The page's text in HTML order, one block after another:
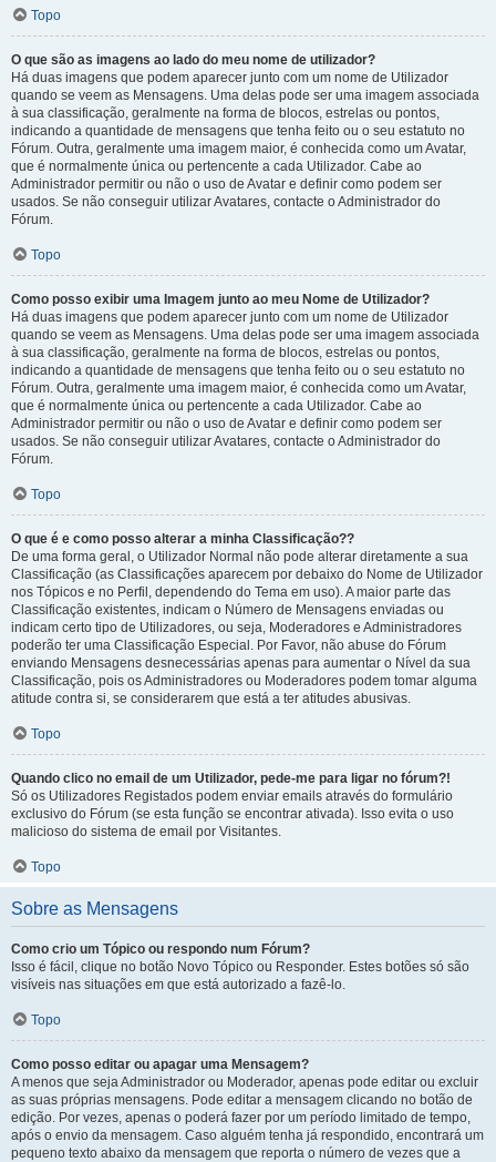
Topo
O que são as imagens ao lado do meu nome de utilizador?
Há duas imagens que podem aparecer junto com um nome de Utilizador
quando se veem as Mensagens. Uma delas pode ser uma imagem associada
à sua classificação, geralmente na forma de blocos, estrelas ou pontos,
indicando a quantidade de mensagens que tenha feito ou o seu estatuto no
Fórum. Outra, geralmente uma imagem maior, é conhecida como um Avatar,
que é normalmente única ou pertencente a cada Utilizador. Cabe ao
Administrador permitir ou não o uso de Avatar e definir como podem ser
usados. Se não conseguir utilizar Avatares, contacte o Administrador do
Fórum.
Topo
Como posso exibir uma Imagem junto ao meu Nome de Utilizador?
Há duas imagens que podem aparecer junto com um nome de Utilizador
quando se veem as Mensagens. Uma delas pode ser uma imagem associada
à sua classificação, geralmente na forma de blocos, estrelas ou pontos,
indicando a quantidade de mensagens que tenha feito ou o seu estatuto no
Fórum. Outra, geralmente uma imagem maior, é conhecida como um Avatar,
que é normalmente única ou pertencente a cada Utilizador. Cabe ao
Administrador permitir ou não o uso de Avatar e definir como podem ser
usados. Se não conseguir utilizar Avatares, contacte o Administrador do
Fórum.
Topo
O que é e como posso alterar a minha Classificação??
De uma forma geral, o Utilizador Normal não pode alterar diretamente a sua
Classificação (as Classificações aparecem por debaixo do Nome de Utilizador
nos Tópicos e no Perfil, dependendo do Tema em uso). A maior parte das
Classificação existentes, indicam o Número de Mensagens enviadas ou
indicam certo tipo de Utilizadores, ou seja, Moderadores e Administradores
poderão ter uma Classificação Especial. Por Favor, não abuse do Fórum
enviando Mensagens desnecessárias apenas para aumentar o Nível da sua
Classificação, pois os Administradores ou Moderadores podem tomar alguma
atitude contra si, se considerarem que está a ter atitudes abusivas.
Topo
Quando clico no email de um Utilizador, pede-me para ligar no fórum?!
Só os Utilizadores Registados podem enviar emails através do formulário
exclusivo do Fórum (se esta função se encontrar ativada). Isso evita o uso
malicioso do sistema de email por Visitantes.
Topo
Sobre as Mensagens
Como crio um Tópico ou respondo num Fórum?
Isso é fácil, clique no botão Novo Tópico ou Responder. Estes botões só são
visíveis nas situações em que está autorizado a fazê-lo.
Topo
Como posso editar ou apagar uma Mensagem?
A menos que seja Administrador ou Moderador, apenas pode editar ou excluir
as suas próprias mensagens. Pode editar a mensagem clicando no botão de
edição. Por vezes, apenas o poderá fazer por um período limitado de tempo,
após o envio da mensagem. Caso alguém tenha já respondido, encontrará um
pequeno texto abaixo da mensagem que reporta o número de vezes que a